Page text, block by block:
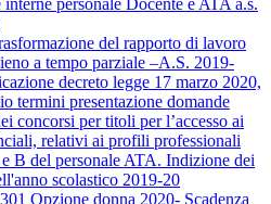
personale Docente e ATA a.s.
del rapporto di lavoro
a tempo parziale –A.S. 2019-
decreto legge 17 marzo 2020,
termini presentazione domande
concorsi per titoli per l’accesso ai
relativi ai profili professionali
e B del personale ATA. Indizione dei
scolastico 2019-20
Opzione donna 2020- Scadenza